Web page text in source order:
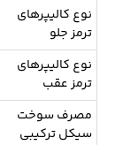
نوع کالیپرهای
ترمز جلو
نوع کالیپرهای
ترمز عقب
مصرف سوخت
سیکل ترکیبی